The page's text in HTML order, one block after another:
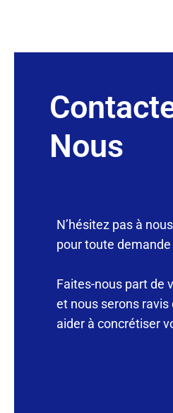
Nous
N’hésitez pas à
pour toute
Faites-nous part de
et nous serons ravis
aider à concrétiser